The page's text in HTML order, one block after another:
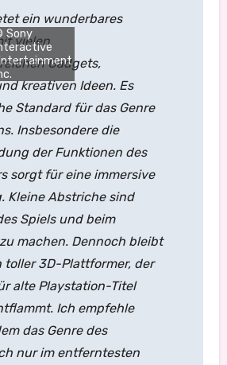
Sony
ein wunderbares
vielen
Gadgets,
kreativen Ideen. Es
Standard für das Genre
Insbesondere die
der Funktionen des
sorgt für eine immersive
Kleine Abstriche sind
Spiels und beim
machen. Dennoch bleibt
toller 3D-Plattformer, der
alte Playstation-Titel
Ich empfehle
das Genre des
nur im entferntesten